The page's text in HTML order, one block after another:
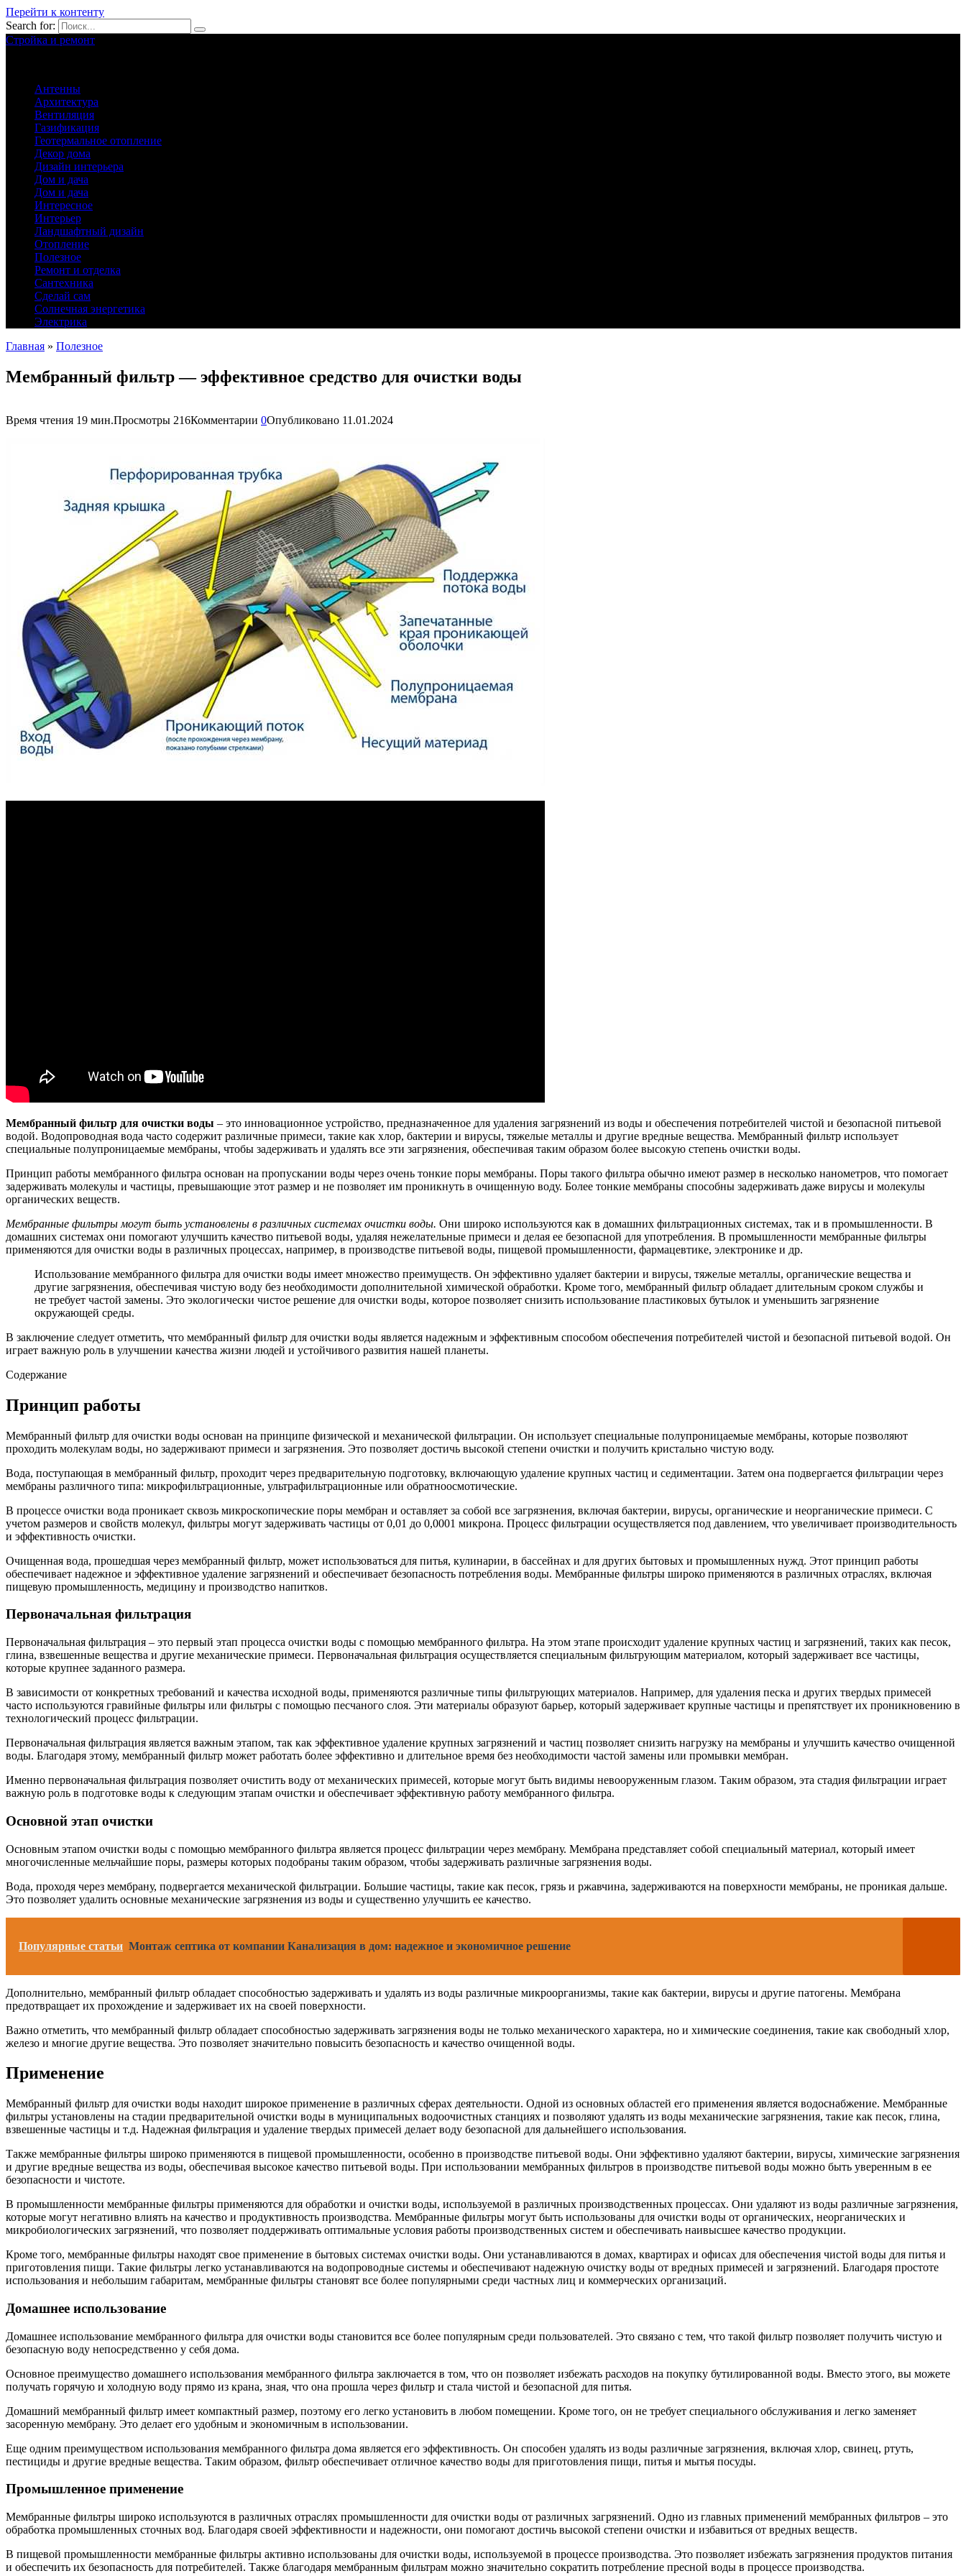
Перейти к контенту
Search for:
Стройка и ремонт
Антенны
Архитектура
Вентиляция
Газификация
Геотермальное отопление
Декор дома
Дизайн интерьера
Дом и дача
Дом и дача
Интересное
Интерьер
Ландшафтный дизайн
Отопление
Полезное
Ремонт и отделка
Сантехника
Сделай сам
Солнечная энергетика
Электрика
Главная » Полезное
Мембранный фильтр — эффективное средство для очистки воды
Время чтения 19 мин.Просмотры 216Комментарии 0Опубликовано 11.01.2024
Мембранный фильтр для очистки воды – это инновационное устройство, предназначенное для удаления загрязнений из воды и обеспечения потребителей чистой и безопасной питьевой
водой. Водопроводная вода часто содержит различные примеси, такие как хлор, бактерии и вирусы, тяжелые металлы и другие вредные вещества. Мембранный фильтр использует
специальные полупроницаемые мембраны, чтобы задерживать и удалять все эти загрязнения, обеспечивая таким образом более высокую степень очистки воды.
Принцип работы мембранного фильтра основан на пропускании воды через очень тонкие поры мембраны. Поры такого фильтра обычно имеют размер в несколько нанометров, что помогает
задерживать молекулы и частицы, превышающие этот размер и не позволяет им проникнуть в очищенную воду. Более тонкие мембраны способны задерживать даже вирусы и молекулы
органических веществ.
Мембранные фильтры могут быть установлены в различных системах очистки воды. Они широко используются как в домашних фильтрационных системах, так и в промышленности. В
домашних системах они помогают улучшить качество питьевой воды, удаляя нежелательные примеси и делая ее безопасной для употребления. В промышленности мембранные фильтры
применяются для очистки воды в различных процессах, например, в производстве питьевой воды, пищевой промышленности, фармацевтике, электронике и др.
Использование мембранного фильтра для очистки воды имеет множество преимуществ. Он эффективно удаляет бактерии и вирусы, тяжелые металлы, органические вещества и
другие загрязнения, обеспечивая чистую воду без необходимости дополнительной химической обработки. Кроме того, мембранный фильтр обладает длительным сроком службы и
не требует частой замены. Это экологически чистое решение для очистки воды, которое позволяет снизить использование пластиковых бутылок и уменьшить загрязнение
окружающей среды.
В заключение следует отметить, что мембранный фильтр для очистки воды является надежным и эффективным способом обеспечения потребителей чистой и безопасной питьевой водой. Он
играет важную роль в улучшении качества жизни людей и устойчивого развития нашей планеты.
Содержание
Принцип работы
Мембранный фильтр для очистки воды основан на принципе физической и механической фильтрации. Он использует специальные полупроницаемые мембраны, которые позволяют
проходить молекулам воды, но задерживают примеси и загрязнения. Это позволяет достичь высокой степени очистки и получить кристально чистую воду.
Вода, поступающая в мембранный фильтр, проходит через предварительную подготовку, включающую удаление крупных частиц и седиментации. Затем она подвергается фильтрации через
мембраны различного типа: микрофильтрационные, ультрафильтрационные или обратноосмотические.
В процессе очистки вода проникает сквозь микроскопические поры мембран и оставляет за собой все загрязнения, включая бактерии, вирусы, органические и неорганические примеси. С
учетом размеров и свойств молекул, фильтры могут задерживать частицы от 0,01 до 0,0001 микрона. Процесс фильтрации осуществляется под давлением, что увеличивает производительность
и эффективность очистки.
Очищенная вода, прошедшая через мембранный фильтр, может использоваться для питья, кулинарии, в бассейнах и для других бытовых и промышленных нужд. Этот принцип работы
обеспечивает надежное и эффективное удаление загрязнений и обеспечивает безопасность потребления воды. Мембранные фильтры широко применяются в различных отраслях, включая
пищевую промышленность, медицину и производство напитков.
Первоначальная фильтрация
Первоначальная фильтрация – это первый этап процесса очистки воды с помощью мембранного фильтра. На этом этапе происходит удаление крупных частиц и загрязнений, таких как песок,
глина, взвешенные вещества и другие механические примеси. Первоначальная фильтрация осуществляется специальным фильтрующим материалом, который задерживает все частицы,
которые крупнее заданного размера.
В зависимости от конкретных требований и качества исходной воды, применяются различные типы фильтрующих материалов. Например, для удаления песка и других твердых примесей
часто используются гравийные фильтры или фильтры с помощью песчаного слоя. Эти материалы образуют барьер, который задерживает крупные частицы и препятствует их проникновению в
технологический процесс фильтрации.
Первоначальная фильтрация является важным этапом, так как эффективное удаление крупных загрязнений и частиц позволяет снизить нагрузку на мембраны и улучшить качество очищенной
воды. Благодаря этому, мембранный фильтр может работать более эффективно и длительное время без необходимости частой замены или промывки мембран.
Именно первоначальная фильтрация позволяет очистить воду от механических примесей, которые могут быть видимы невооруженным глазом. Таким образом, эта стадия фильтрации играет
важную роль в подготовке воды к следующим этапам очистки и обеспечивает эффективную работу мембранного фильтра.
Основной этап очистки
Основным этапом очистки воды с помощью мембранного фильтра является процесс фильтрации через мембрану. Мембрана представляет собой специальный материал, который имеет
многочисленные мельчайшие поры, размеры которых подобраны таким образом, чтобы задерживать различные загрязнения воды.
Вода, проходя через мембрану, подвергается механической фильтрации. Большие частицы, такие как песок, грязь и ржавчина, задерживаются на поверхности мембраны, не проникая дальше.
Это позволяет удалить основные механические загрязнения из воды и существенно улучшить ее качество.
Популярные статьи Монтаж септика от компании Канализация в дом: надежное и экономичное решение
Дополнительно, мембранный фильтр обладает способностью задерживать и удалять из воды различные микроорганизмы, такие как бактерии, вирусы и другие патогены. Мембрана
предотвращает их прохождение и задерживает их на своей поверхности.
Важно отметить, что мембранный фильтр обладает способностью задерживать загрязнения воды не только механического характера, но и химические соединения, такие как свободный хлор,
железо и многие другие вещества. Это позволяет значительно повысить безопасность и качество очищенной воды.
Применение
Мембранный фильтр для очистки воды находит широкое применение в различных сферах деятельности. Одной из основных областей его применения является водоснабжение. Мембранные
фильтры установлены на стадии предварительной очистки воды в муниципальных водоочистных станциях и позволяют удалять из воды механические загрязнения, такие как песок, глина,
взвешенные частицы и т.д. Надежная фильтрация и удаление твердых примесей делает воду безопасной для дальнейшего использования.
Также мембранные фильтры широко применяются в пищевой промышленности, особенно в производстве питьевой воды. Они эффективно удаляют бактерии, вирусы, химические загрязнения
и другие вредные вещества из воды, обеспечивая высокое качество питьевой воды. При использовании мембранных фильтров в производстве питьевой воды можно быть уверенным в ее
безопасности и чистоте.
В промышленности мембранные фильтры применяются для обработки и очистки воды, используемой в различных производственных процессах. Они удаляют из воды различные загрязнения,
которые могут негативно влиять на качество и продуктивность производства. Мембранные фильтры могут быть использованы для очистки воды от органических, неорганических и
микробиологических загрязнений, что позволяет поддерживать оптимальные условия работы производственных систем и обеспечивать наивысшее качество продукции.
Кроме того, мембранные фильтры находят свое применение в бытовых системах очистки воды. Они устанавливаются в домах, квартирах и офисах для обеспечения чистой воды для питья и
приготовления пищи. Такие фильтры легко устанавливаются на водопроводные системы и обеспечивают надежную очистку воды от вредных примесей и загрязнений. Благодаря простоте
использования и небольшим габаритам, мембранные фильтры становят все более популярными среди частных лиц и коммерческих организаций.
Домашнее использование
Домашнее использование мембранного фильтра для очистки воды становится все более популярным среди пользователей. Это связано с тем, что такой фильтр позволяет получить чистую и
безопасную воду непосредственно у себя дома.
Основное преимущество домашнего использования мембранного фильтра заключается в том, что он позволяет избежать расходов на покупку бутилированной воды. Вместо этого, вы можете
получать горячую и холодную воду прямо из крана, зная, что она прошла через фильтр и стала чистой и безопасной для питья.
Домашний мембранный фильтр имеет компактный размер, поэтому его легко установить в любом помещении. Кроме того, он не требует специального обслуживания и легко заменяет
засоренную мембрану. Это делает его удобным и экономичным в использовании.
Еще одним преимуществом использования мембранного фильтра дома является его эффективность. Он способен удалять из воды различные загрязнения, включая хлор, свинец, ртуть,
пестициды и другие вредные вещества. Таким образом, фильтр обеспечивает отличное качество воды для приготовления пищи, питья и мытья посуды.
Промышленное применение
Мембранные фильтры широко используются в различных отраслях промышленности для очистки воды от различных загрязнений. Одно из главных применений мембранных фильтров – это
обработка промышленных сточных вод. Благодаря своей эффективности и надежности, они помогают достичь высокой степени очистки и избавиться от вредных веществ.
В пищевой промышленности мембранные фильтры активно использованы для очистки воды, используемой в процессе производства. Это позволяет избежать загрязнения продуктов питания
и обеспечить их безопасность для потребителей. Также благодаря мембранным фильтрам можно значительно сократить потребление пресной воды в процессе производства.